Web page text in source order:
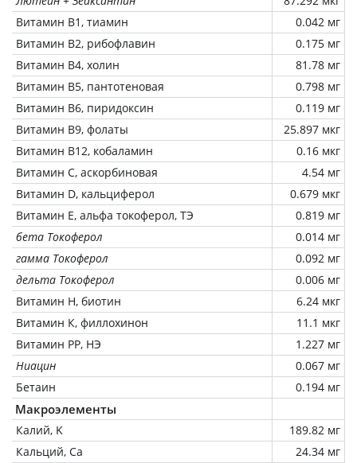
Витамин В1, тиамин
0.042 мг
Витамин В2, рибофлавин
0.175 мг
Витамин В4, холин
81.78 мг
Витамин В5, пантотеновая
0.798 мг
Витамин В6, пиридоксин
0.119 мг
Витамин В9, фолаты
25.897 мкг
Витамин В12, кобаламин
0.16 мкг
Витамин C, аскорбиновая
4.54 мг
Витамин D, кальциферол
0.679 мкг
Витамин Е, альфа токоферол, ТЭ
0.819 мг
бета Токоферол
0.014 мг
гамма Токоферол
0.092 мг
дельта Токоферол
0.006 мг
Витамин Н, биотин
6.24 мкг
Витамин К, филлохинон
11.1 мкг
Витамин РР, НЭ
1.227 мг
Ниацин
0.067 мг
Бетаин
0.194 мг
Макроэлементы
Калий, K
189.82 мг
Кальций, Ca
24.34 мг